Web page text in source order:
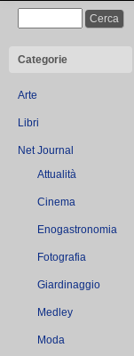
Categorie
Arte
Libri
Net Journal
Attualità
Cinema
Enogastronomia
Fotografia
Giardinaggio
Medley
Moda